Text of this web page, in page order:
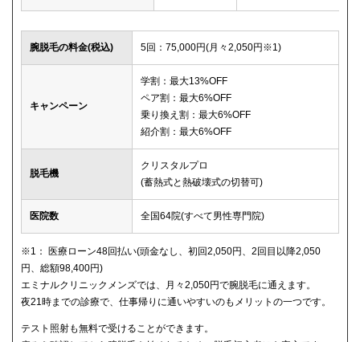
腕脱毛の料金(税込) 5回：75,000円(月々2,050円※1)
キャンペーン
学割：最大13%OFF
ペア割：最大6%OFF
乗り換え割：最大6%OFF
紹介割：最大6%OFF
脱毛機
クリスタルプロ
(蓄熱式と熱破壊式の切替可)
医院数 全国64院(すべて男性専門院)
※1： 医療ローン48回払い(頭金なし、初回2,050円、2回目以降2,050
円、総額98,400円)
エミナルクリニックメンズでは、月々2,050円で腕脱毛に通えます。
夜21時までの診療で、仕事帰りに通いやすいのもメリットの一つです。
テスト照射も無料で受けることができます。